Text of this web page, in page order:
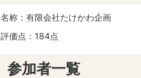
名称：有限会社たけかわ企画
評価点：184点
参加者一覧